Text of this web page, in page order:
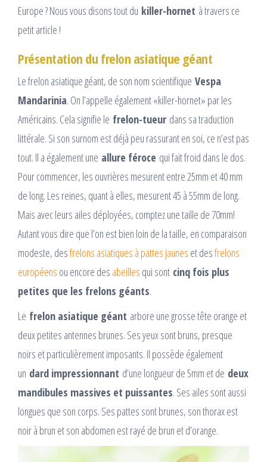
Europe ? Nous vous disons tout du killer-hornet à travers ce
petit article !
Présentation du frelon asiatique géant
Le frelon asiatique géant, de son nom scientifique Vespa
Mandarinia. On l’appelle également «killer-hornet» par les
Américains. Cela signifie le frelon-tueur dans sa traduction
littérale. Si son surnom est déjà peu rassurant en soi, ce n’est pas
tout. Il a également une allure féroce qui fait froid dans le dos.
Pour commencer, les ouvrières mesurent entre 25mm et 40 mm
de long. Les reines, quant à elles, mesurent 45 à 55mm de long.
Mais avec leurs ailes déployées, comptez une taille de 70mm!
Autant vous dire que l’on est bien loin de la taille, en comparaison
modeste, desfrelons asiatiques à pattes jaunes et desfrelons
européens ou encore des abeilles qui sont cinq fois plus
petites que les frelons géants.
Le frelon asiatique géant arbore une grosse tête orange et
deux petites antennes brunes. Ses yeux sont bruns, presque
noirs et particulièrement imposants. Il possède également
un dard impressionnant d’une longueur de 5mm et de deux
mandibules massives et puissantes. Ses ailes sont aussi
longues que son corps. Ses pattes sont brunes, son thorax est
noir à brun et son abdomen est rayé de brun et d’orange.